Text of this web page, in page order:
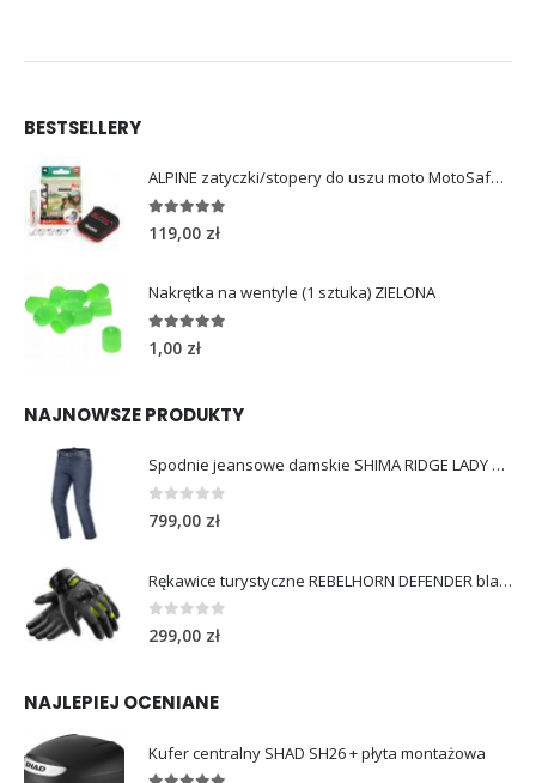
BESTSELLERY
ALPINE zatyczki/stopery do uszu moto MotoSafe Pro
4.96out of 5
119,00 zł
Nakrętka na wentyle (1 sztuka) ZIELONA
5.00 out of 5
1,00 zł
NAJNOWSZE PRODUKTY
Spodnie jeansowe damskie SHIMA RIDGE LADY blue
0out of 5
799,00 zł
Rękawice turystyczne REBELHORN DEFENDER black yellow fluo
0 out of 5
299,00 zł
NAJLEPIEJ OCENIANE
Kufer centralny SHAD SH26 + płyta montażowa